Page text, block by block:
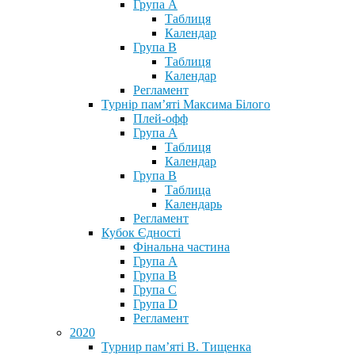
Група А
Таблиця
Календар
Група В
Таблиця
Календар
Регламент
Турнір пам’яті Максима Білого
Плей-офф
Група А
Таблиця
Календар
Група В
Таблица
Календарь
Регламент
Кубок Єдності
Фінальна частина
Група А
Група В
Група С
Група D
Регламент
2020
Турнир пам’яті В. Тищенка